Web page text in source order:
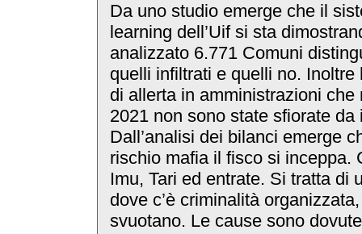
Da uno studio emerge che il
learning dell’Uif si sta
analizzato 6.771 Comuni
quelli infiltrati e quelli no.
di allerta in amministrazioni che
2021 non sono state sfiorate da
Dall’analisi dei bilanci emerge
rischio mafia il fisco si inceppa.
Imu, Tari ed entrate. Si tratta di
dove c’è criminalità
svuotano. Le cause sono